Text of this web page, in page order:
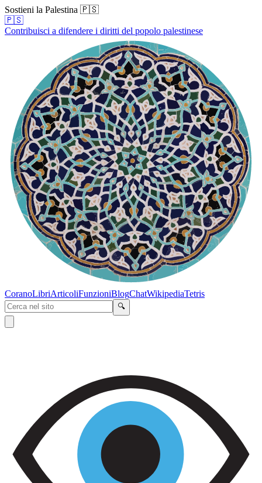
Sostieni la Palestina 🇵🇸
🇵🇸
Contribuisci a difendere i diritti del popolo palestinese
CoranoLibriArticoliFunzioniBlogChatWikipediaTetris
🔍